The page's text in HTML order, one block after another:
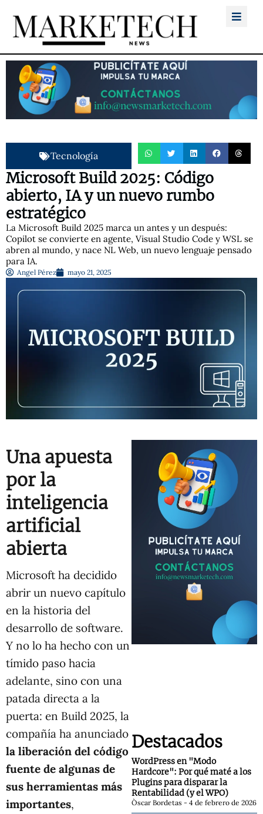
Tecnología
Microsoft Build 2025: Código
abierto, IA y un nuevo rumbo
estratégico
La Microsoft Build 2025 marca un antes y un después:
Copilot se convierte en agente, Visual Studio Code y WSL se
abren al mundo, y nace NL Web, un nuevo lenguaje pensado
para IA.
Angel Pérez mayo 21, 2025
Una apuesta
por la
inteligencia
artificial
abierta
Microsoft ha decidido
abrir un nuevo capítulo
en la historia del
desarrollo de software.
Y no lo ha hecho con un
tímido paso hacia
adelante, sino con una
patada directa a la
puerta: en Build 2025, la
compañía ha anunciado
la liberación del código
fuente de algunas de
sus herramientas más
importantes,
Destacados
WordPress en "Modo
Hardcore": Por qué maté a los
Plugins para disparar la
Rentabilidad (y el WPO)
Òscar Bordetas 4 de febrero de 2026